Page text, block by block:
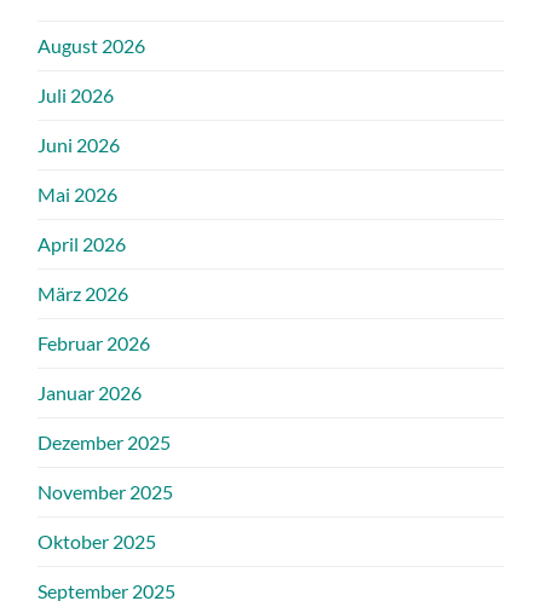
August 2026
Juli 2026
Juni 2026
Mai 2026
April 2026
März 2026
Februar 2026
Januar 2026
Dezember 2025
November 2025
Oktober 2025
September 2025